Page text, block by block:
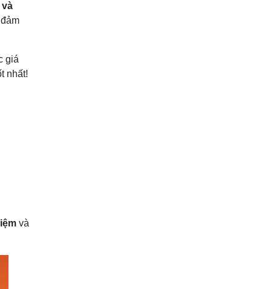
và
giá
nhất!
và